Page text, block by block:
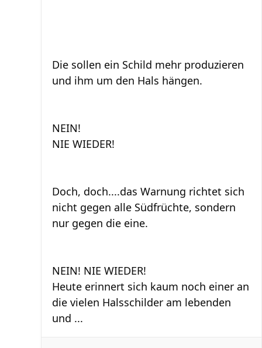
Die sollen ein Schild mehr produzieren
und ihm um den Hals hängen.
NEIN!
NIE WIEDER!
Doch, doch....das Warnung richtet sich
nicht gegen alle Südfrüchte, sondern
nur gegen die eine.
NEIN! NIE WIEDER!
Heute erinnert sich kaum noch einer an
die vielen Halsschilder am lebenden
und ...